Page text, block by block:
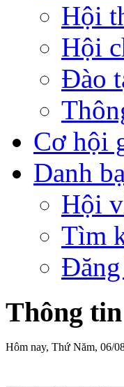
Hội
Hội
Đào
Cơ hội
Danh bạ
Hội
Tìm
Thông
Hôm nay, Thứ Năm, 06/